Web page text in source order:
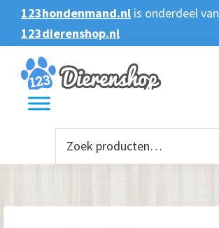
Spring
naar
de
hoofdnavigatie
Door
naar
de
hoofd
inhoud
Spring
naar
de
voettekst
123hondenmand.nl is onderdeel van
123dierenshop.nl
Zoeken
Zoeken
naar: